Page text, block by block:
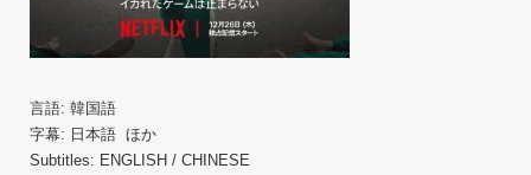
言語: 韓国語
字幕: 日本語 ほか
Subtitles: ENGLISH / CHINESE